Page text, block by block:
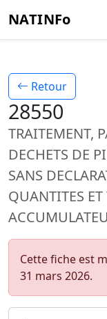
NATINFo
Retour
28550
TRAITEMENT,
DECHETS DE
SANS
QUANTITES ET
Cette fiche est
31 mars 2026.